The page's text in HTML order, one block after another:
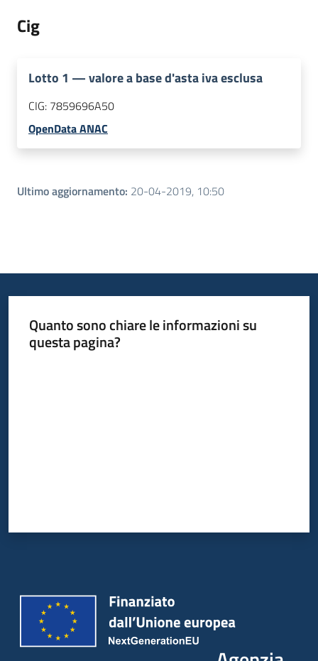
Cig
Lotto 1 —valore a base d'asta iva esclusa
CIG: 7859696A50
OpenData ANAC
Ultimo aggiornamento: 20-04-2019, 10:50
Quanto sono chiare le informazioni su
questa pagina?